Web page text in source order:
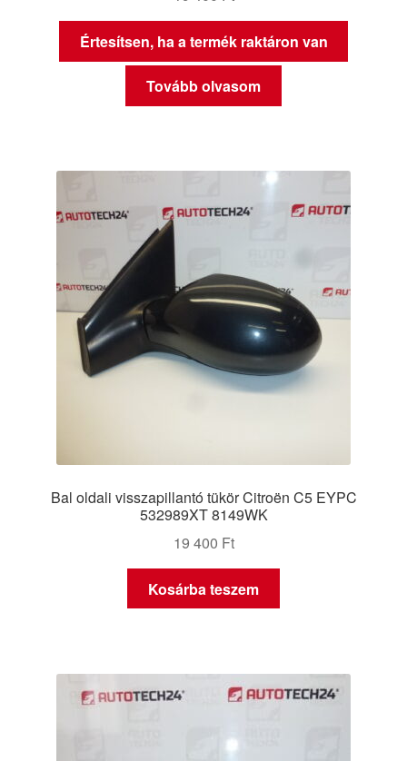
Értesítsen, ha a termék raktáron van
Tovább olvasom
Bal oldali visszapillantó tükör Citroën C5 EYPC
532989XT 8149WK
19 400 Ft
Kosárba teszem